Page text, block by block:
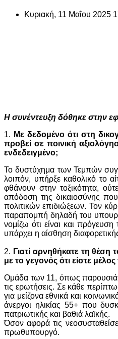
Κυριακή, 11 Μαΐου 2025
Η συνέντευξη δόθηκε στην
1. Mε δεδομένο ότι στη
προβεί σε ποινική
ενδεδειγμένο;
Το δυστύχημα των Τεμπών
λοιπόν, υπήρξε καθολικό το
φθάνουν στην τοξικότητα,
απόδοση της δικαιοσύνης
πολιτικών επιδιώξεων. Τον
παραπομπή δηλαδή του
νομίζω ότι είναι και
υπάρχει η αίσθηση
2. Γιατί αρνηθήκατε τη
με το γεγονός ότι είστε
Ομάδα των 11, όπως
τις ερωτήσεις. Σε κάθε
για μείζονα εθνικά και
άνεργοι ηλικίας 55+ που
πατριωτικής και βαθιά λαϊκής.
Όσον αφορά τις
πρωθυπουργό.